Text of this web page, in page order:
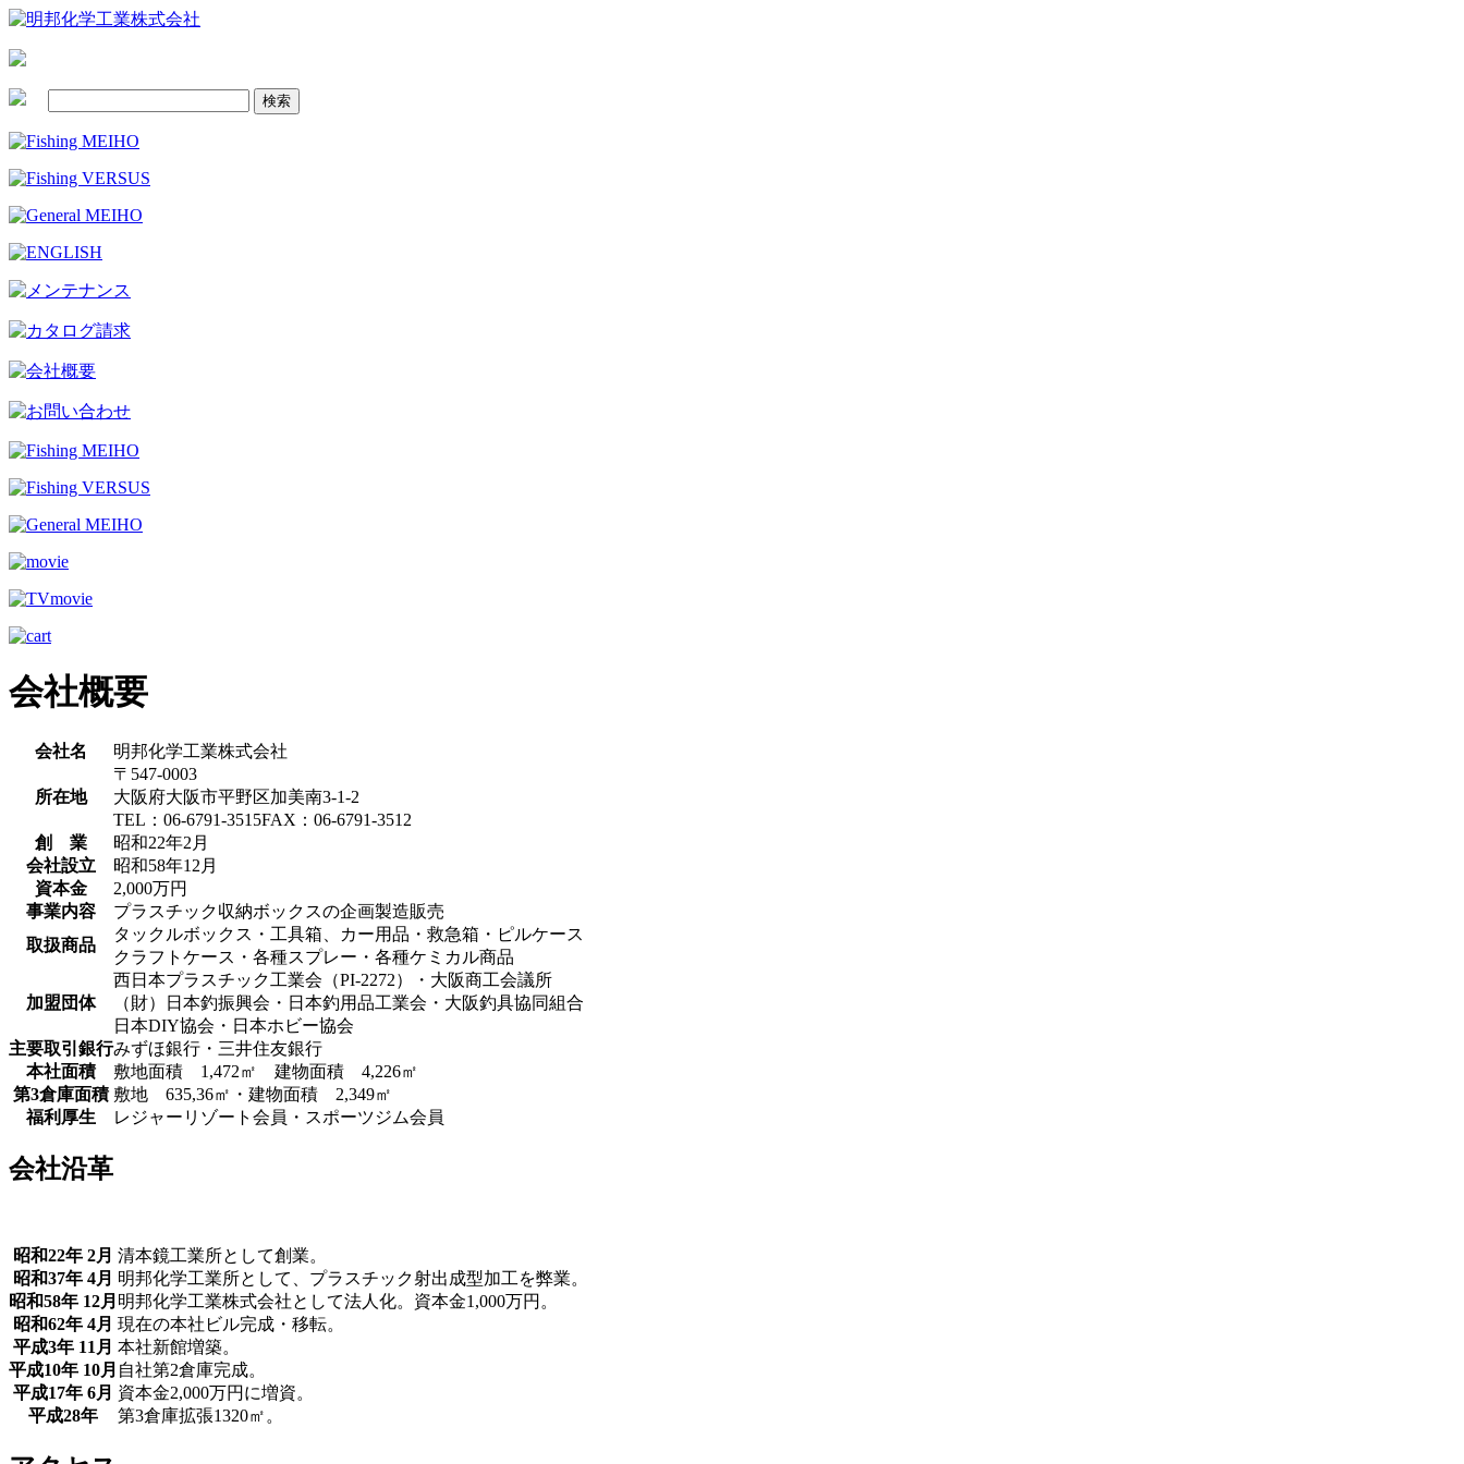
会社概要
会社名 明邦化学工業株式会社
所在地
〒547-0003
大阪府大阪市平野区加美南3-1-2
TEL：06-6791-3515FAX：06-6791-3512
創 業
昭和22年2月
会社設立
昭和58年12月
資本金
2,000万円
事業内容
プラスチック収納ボックスの企画製造販売
取扱商品
タックルボックス・工具箱、カー用品・救急箱・ピルケース
クラフトケース・各種スプレー・各種ケミカル商品
加盟団体
西日本プラスチック工業会（PI-2272）・大阪商工会議所
（財）日本釣振興会・日本釣用品工業会・大阪釣具協同組合
日本DIY協会・日本ホビー協会
主要取引銀行みずほ銀行・三井住友銀行
本社面積
敷地面積 1,472㎡ 建物面積 4,226㎡
第3倉庫面積 敷地 635,36㎡・建物面積 2,349㎡
福利厚生
レジャーリゾート会員・スポーツジム会員
会社沿革
昭和22年 2月 清本鏡工業所として創業。
昭和37年 4月 明邦化学工業所として、プラスチック射出成型加工を弊業。
昭和58年 12月 明邦化学工業株式会社として法人化。資本金1,000万円。
昭和62年 4月 現在の本社ビル完成・移転。
平成3年 11月 本社新館増築。
平成10年 10月 自社第2倉庫完成。
平成17年 6月 資本金2,000万円に増資。
平成28年
第3倉庫拡張1320㎡。